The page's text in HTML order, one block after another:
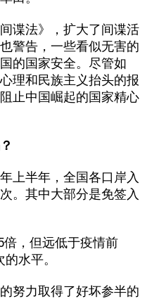
谍法》，扩大了间谍活
警告，一些看似无害的
的国家安全。尽管如
理和民族主义抬头的报
止中国崛起的国家精心
上半年，全国各口岸入
。其中大部分是免签入
，但远低于疫情前
水平。
努力取得了好坏参半的